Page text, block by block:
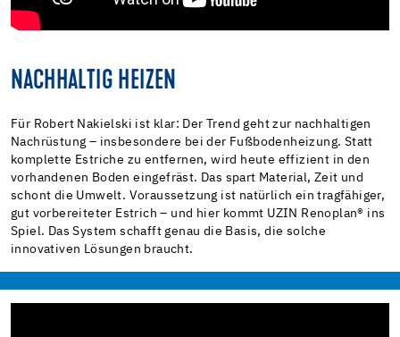
NACHHALTIG HEIZEN
Für Robert Nakielski ist klar: Der Trend geht zur nachhaltigen
Nachrüstung – insbesondere bei der Fußbodenheizung. Statt
komplette Estriche zu entfernen, wird heute effizient in den
vorhandenen Boden eingefräst. Das spart Material, Zeit und
schont die Umwelt. Voraussetzung ist natürlich ein tragfähiger,
gut vorbereiteter Estrich – und hier kommt UZIN Renoplan® ins
Spiel. Das System schafft genau die Basis, die solche
innovativen Lösungen braucht.